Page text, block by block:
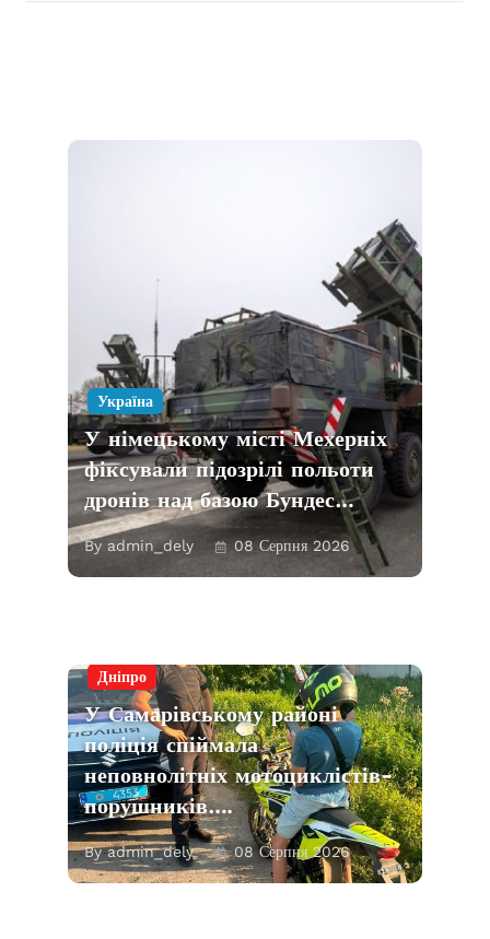
Україна
У німецькому місті Мехерніх
фіксували підозрілі польоти
дронів над базою Бундес…
By admin_dely 08 Серпня 2026
Дніпро
У Самарівському районі
поліція спіймала
неповнолітніх мотоциклістів-
порушників….
By admin_dely 08 Серпня 2026